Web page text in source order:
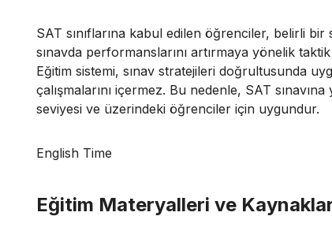
SAT sınıflarına kabul edilen öğrenciler, belirli
sınavda performanslarını artırmaya yönelik
Eğitim sistemi, sınav stratejileri doğrultusunda
çalışmalarını içermez. Bu nedenle, SAT
seviyesi ve üzerindeki öğrenciler için uygundur.
English Time
Eğitim Materyalleri ve